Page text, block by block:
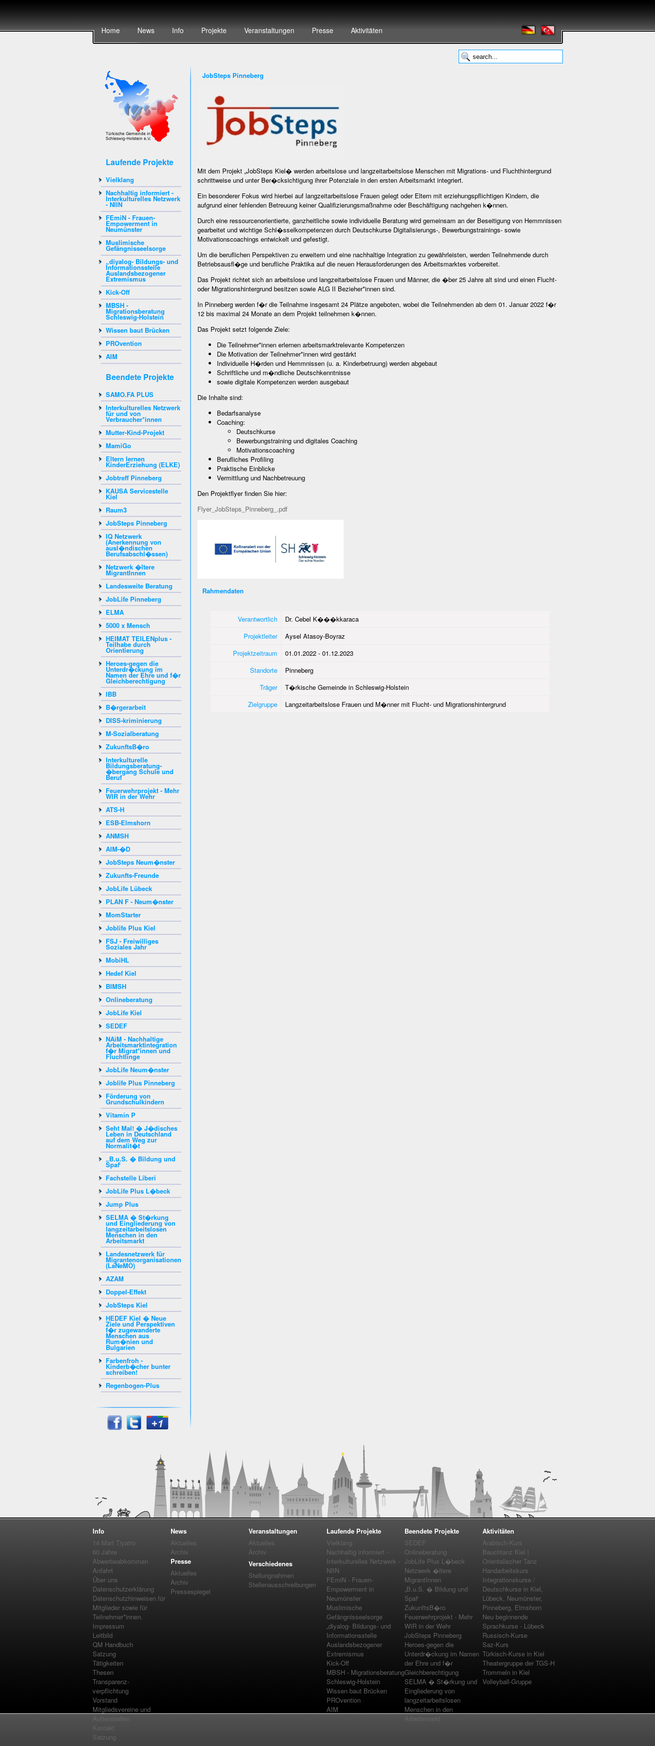
Home News Info Projekte Veranstaltungen Presse Aktivitäten
Laufende Projekte
Vielklang
Nachhaltig informiert -
Interkulturelles Netzwerk
- NIIN
FEmiN - Frauen-
Empowerment in
Neumünster
Muslimische
Gefängnisseelsorge
„diyalog- Bildungs- und
Informationsstelle
Auslandsbezogener
Extremismus
Kick-Off
MBSH -
Migrationsberatung
Schleswig-Holstein
Wissen baut Brücken
PROvention
AIM
Beendete Projekte
SAMO.FA PLUS
Interkulturelles Netzwerk
für und von
Verbraucher*innen
Mutter-Kind-Projekt
MamiGo
Eltern lernen
KinderErziehung (ELKE)
Jobtreff Pinneberg
KAUSA Servicestelle
Kiel
Raum3
JobSteps Pinneberg
IQ Netzwerk
(Anerkennung von
ausl�ndischen
Berufsabschl�ssen)
Netzwerk �ltere
MigrantInnen
Landesweite Beratung
JobLife Pinneberg
ELMA
5000 x Mensch
HEIMAT TEILENplus -
Teilhabe durch
Orientierung
Heroes-gegen die
Unterdr�ckung im
Namen der Ehre und f�r
Gleichberechtigung
IBB
B�rgerarbeit
DISS-kriminierung
M-Sozialberatung
ZukunftsB�ro
Interkulturelle
Bildungsberatung-
�bergang Schule und
Beruf
Feuerwehrprojekt - Mehr
WIR in der Wehr
ATS-H
ESB-Elmshorn
ANMSH
AIM-�D
JobSteps Neum�nster
Zukunfts-Freunde
JobLife Lübeck
PLAN F - Neum�nster
MomStarter
Joblife Plus Kiel
FSJ - Freiwilliges
Soziales Jahr
MobiHL
Hedef Kiel
BIMSH
Onlineberatung
JobLife Kiel
SEDEF
NAiM - Nachhaltige
Arbeitsmarktintegration
f�r Migrat*innen und
Fluchtlinge
JobLife Neum�nster
Joblife Plus Pinneberg
Förderung von
Grundschulkindern
Vitamin P
Seht Mal! � J�disches
Leben in Deutschland
auf dem Weg zur
Normalit�t
„B.u.S. � Bildung und
Spaߓ
Fachstelle Liberi
JobLife Plus L�beck
Jump Plus
SELMA � St�rkung
und Eingliederung von
langzeitarbeitslosen
Menschen in den
Arbeitsmarkt
Landesnetzwerk für
Migrantenorganisationen
(LaNeMO)
AZAM
Doppel-Effekt
JobSteps Kiel
HEDEF Kiel � Neue
Ziele und Perspektiven
f�r zugewanderte
Menschen aus
Rum�nien und
Bulgarien
Farbenfroh -
Kinderb�cher bunter
schreiben!
Regenbogen-Plus
JobSteps Pinneberg
Mit dem Projekt „JobSteps Kiel� werden arbeitslose und langzeitarbeitslose Menschen mit Migrations- und Fluchthintergrund
schrittweise und unter Ber�cksichtigung ihrer Potenziale in den ersten Arbeitsmarkt integriert.
Ein besonderer Fokus wird hierbei auf langzeitarbeitslose Frauen gelegt oder Eltern mit erziehungspflichtigen Kindern, die
aufgrund einer fehlenden Betreuung keiner Qualifizierungsmaßnahme oder Beschäftigung nachgehen k�nnen.
Durch eine ressourcenorientierte, ganzheitliche sowie individuelle Beratung wird gemeinsam an der Beseitigung von Hemmnissen
gearbeitet und wichtige Schl�sselkompetenzen durch Deutschkurse Digitalisierungs-, Bewerbungstrainings- sowie
Motivationscoachings entwickelt und gefestigt.
Um die beruflichen Perspektiven zu erweitern und eine nachhaltige Integration zu gewährleisten, werden Teilnehmende durch
Betriebsausfl�ge und berufliche Praktika auf die neuen Herausforderungen des Arbeitsmarktes vorbereitet.
Das Projekt richtet sich an arbeitslose und langzeitarbeitslose Frauen und Männer, die �ber 25 Jahre alt sind und einen Flucht-
oder Migrationshintergrund besitzen sowie ALG II Bezieher*innen sind.
In Pinneberg werden f�r die Teilnahme insgesamt 24 Plätze angeboten, wobei die Teilnehmenden ab dem 01. Januar 2022 f�r
12 bis maximal 24 Monate an dem Projekt teilnehmen k�nnen.
Das Projekt setzt folgende Ziele:
Die Teilnehmer*innen erlernen arbeitsmarktrelevante Kompetenzen
Die Motivation der Teilnehmer*innen wird gestärkt
Individuelle H�rden und Hemmnissen (u. a. Kinderbetruung) werden abgebaut
Schriftliche und m�ndliche Deutschkenntnisse
sowie digitale Kompetenzen werden ausgebaut
Die Inhalte sind:
Bedarfsanalyse
Coaching:
Deutschkurse
Bewerbungstraining und digitales Coaching
Motivationscoaching
Berufliches Profiling
Praktische Einblicke
Vermittlung und Nachbetreuung
Den Projektflyer finden Sie hier:
Flyer_JobSteps_Pinneberg_.pdf
Rahmendaten
Verantwortlich
Dr. Cebel K���kkaraca
Projektleiter
Aysel Atasoy-Boyraz
Projektzeitraum
01.01.2022 - 01.12.2023
Standorte
Pinneberg
Träger
T�rkische Gemeinde in Schleswig-Holstein
Zielgruppe
Langzeitarbeitslose Frauen und M�nner mit Flucht- und Migrationshintergrund
Info
14 Mart Tiyatro
60 Jahre
Abwerbeabkommen
Anfahrt
Über uns
Datenschutzerklärung
Datenschutzhinweisen für
Mitglieder sowie für
Teilnehmer*innen.
Impressum
Leitbild
QM Handbuch
Satzung
Tätigkeiten
Thesen
Transparenz-
verpflichtung
Vorstand
Mitgliedsvereine und
Außenstellen
Kontakt
Satzung
News
Aktuelles
Archiv
Presse
Aktuelles
Archiv
Pressespiegel
Veranstaltungen
Aktuelles
Archiv
Verschiedenes
Stellungnahmen
Stellenausschreibungen
Laufende Projekte
Vielklang
Nachhaltig informiert -
Interkulturelles Netzwerk -
NIIN
FEmiN - Frauen-
Empowerment in
Neumünster
Muslimische
Gefängnisseelsorge
„diyalog- Bildungs- und
Informationsstelle
Auslandsbezogener
Extremismus
Kick-Off
MBSH - Migrationsberatung
Schleswig-Holstein
Wissen baut Brücken
PROvention
AIM
Beendete Projekte
SEDEF
Onlineberatung
JobLife Plus L�beck
Netzwerk �ltere
MigrantInnen
„B.u.S. � Bildung und
Spaߓ
ZukunftsB�ro
Feuerwehrprojekt - Mehr
WIR in der Wehr
JobSteps Pinneberg
Heroes-gegen die
Unterdr�ckung im Namen
der Ehre und f�r
Gleichberechtigung
SELMA � St�rkung und
Eingliederung von
langzeitarbeitslosen
Menschen in den
Arbeitsmarkt
Aktivitäten
Arabisch-Kurs
Bauchtanz Kiel |
Orientalischer Tanz
Handarbeitskurs
Integrationskurse /
Deutschkurse in Kiel,
Lübeck, Neumünster,
Pinneberg, Elmshorn
Neu beginnende
Sprachkurse - Lübeck
Russisch-Kurse
Saz-Kurs
Türkisch-Kurse in Kiel
Theatergruppe der TGS-H
Trommeln in Kiel
Volleyball-Gruppe